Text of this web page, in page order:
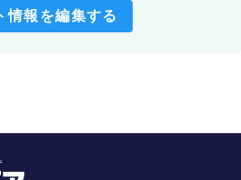
情報を編集する